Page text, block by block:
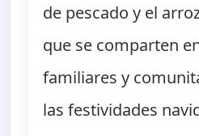
de pescado y el
que se comparten
familiares y
las festividades